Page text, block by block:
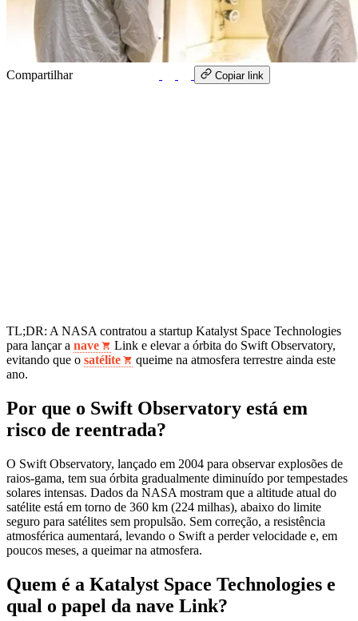
Compartilhar Copiar link
TL;DR: A NASA contratou a startup Katalyst Space Technologies
para lançar a nave
Link e elevar a órbita do Swift Observatory,
evitando que o satélite
queime na atmosfera terrestre ainda este
ano.
Por que o Swift Observatory está em
risco de reentrada?
O Swift Observatory, lançado em 2004 para observar explosões de
raios‑gama, tem sua órbita gradualmente diminuído por tempestades
solares intensas. Dados da NASA mostram que a altitude atual do
satélite está em torno de 360 km (224 milhas), abaixo do limite
seguro para satélites sem propulsão. Sem correção, a resistência
atmosférica aumentará, levando o Swift a perder velocidade e, em
poucos meses, a queimar na atmosfera.
Quem é a Katalyst Space Technologies e
qual o papel da nave Link?